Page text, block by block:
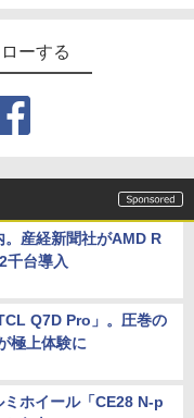
ーする
産経新聞社がAMD R
台導入
Q7D Pro」。圧巻の
極上体験に
ホイール「CE28 N-p